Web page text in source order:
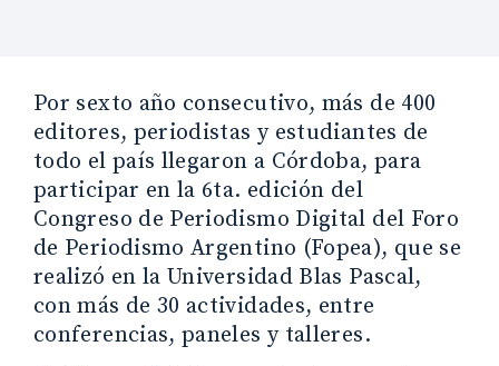
Por sexto año consecutivo, más de 400
editores, periodistas y estudiantes de
todo el país llegaron a Córdoba, para
participar en la 6ta. edición del
Congreso de Periodismo Digital del Foro
de Periodismo Argentino (Fopea), que se
realizó en la Universidad Blas Pascal,
con más de 30 actividades, entre
conferencias, paneles y talleres.